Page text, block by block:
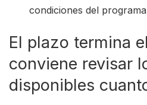
condiciones del
El plazo termina
conviene revisar
disponibles